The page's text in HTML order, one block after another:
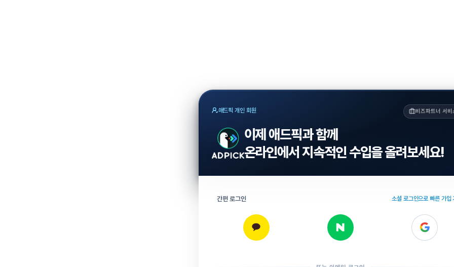
애드픽 개인 회원 비즈파트너 서비
이제 애드픽과 함께
온라인에서 지속적인 수입을 올려보세요!
간편 로그인 소셜 로그인으로 빠른 가입